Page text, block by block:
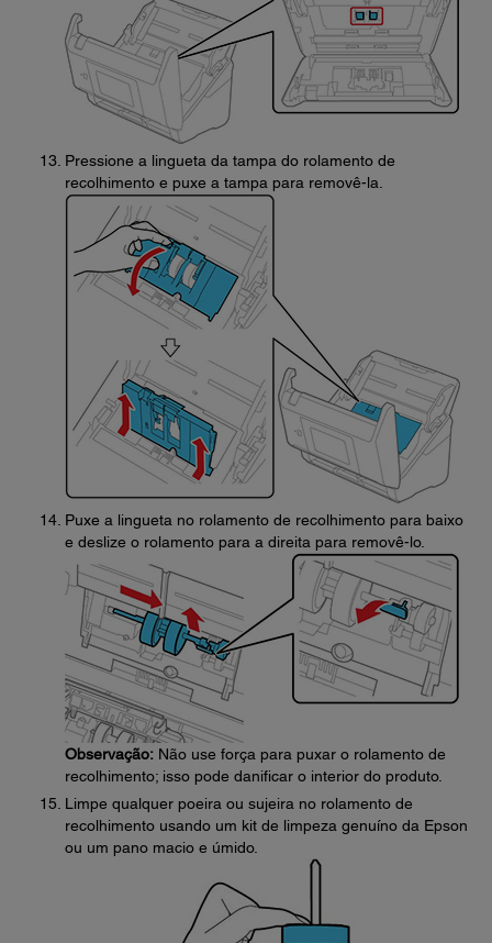
Pressione a lingueta da tampa do rolamento de
recolhimento e puxe a tampa para removê-la.
Puxe a lingueta no rolamento de recolhimento para baixo
e deslize o rolamento para a direita para removê-lo.
Observação: Não use força para puxar o rolamento de
recolhimento; isso pode danificar o interior do produto.
Limpe qualquer poeira ou sujeira no rolamento de
recolhimento usando um kit de limpeza genuíno da Epson
ou um pano macio e úmido.